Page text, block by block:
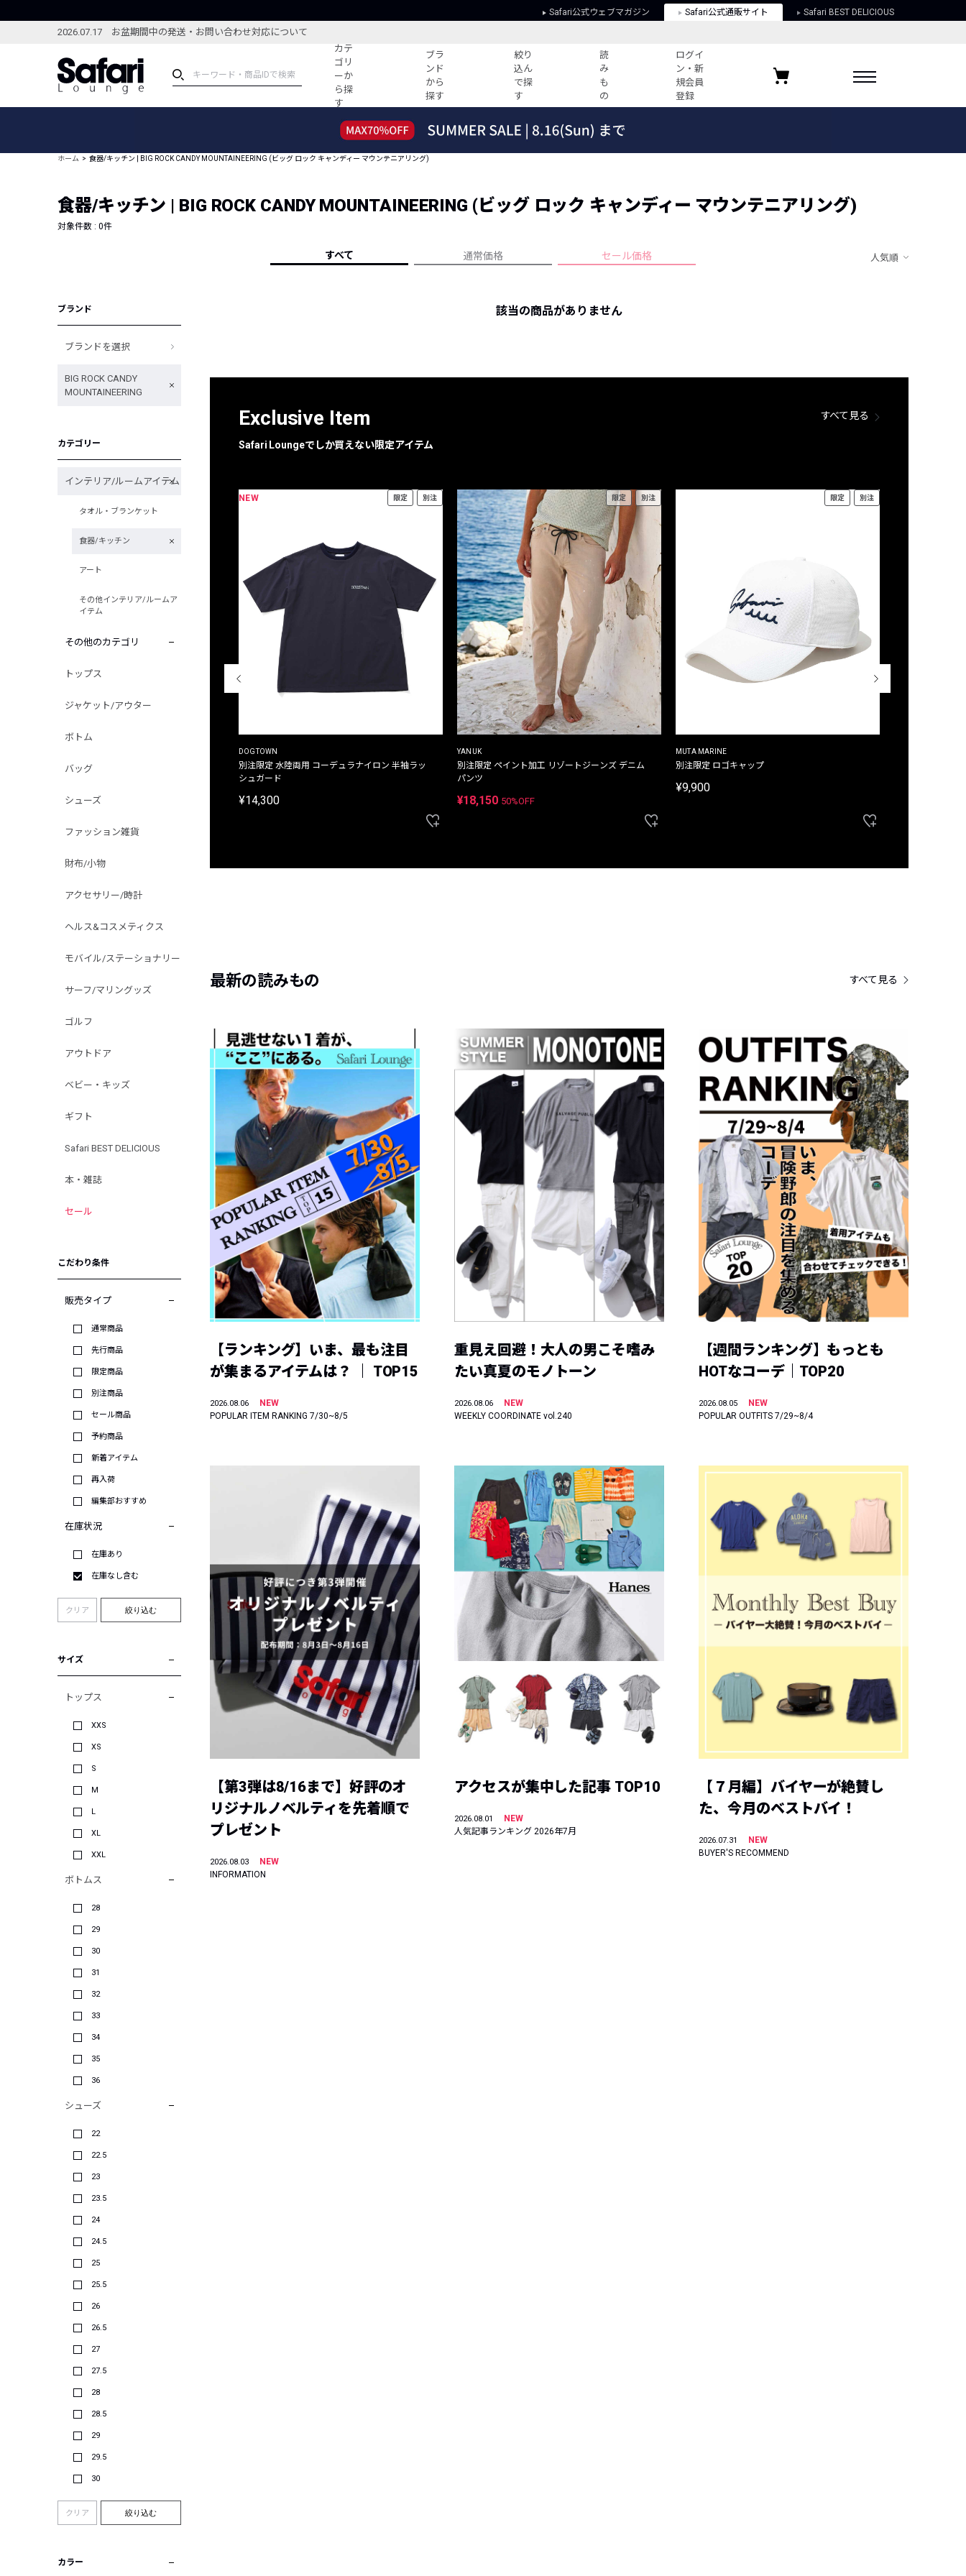
Safari公式ウェブマガジン Safari公式通販サイト Safari BEST DELICIOUS
2026.07.17 お盆期間中の発送・お問い合わせ対応について
カテ
ゴリ
ーか
ら探
す
ブラ
ンド
から
探す
絞り
込ん
で探
す
読
み
も
の
ログイ
ン・新
規会員
登録
ブランドから探す
新着アイテム
編集部のおすすめアイテム
特集記事
コーディネート
すべての記事
2026年のイチオシTシャツ！
HOTなコーデ TOP20
人気記事ランキング
フォーカスブランド
よくある質問
プライバシーポリシー
お気に入りブランド
最近チェックしたアイテム
ホーム 食器/キッチン | BIG ROCK CANDY MOUNTAINEERING (ビッグ ロック キャンディー マウンテニアリング)
食器/キッチン | BIG ROCK CANDY MOUNTAINEERING (ビッグ ロック キャンディー マウンテニアリング)
対象件数 : 0件
すべて 通常価格 セール価格 人気順
ブランド
ブランドを選択
BIG ROCK CANDY
MOUNTAINEERING
カテゴリー
インテリア/ルームアイテム
タオル・ブランケット
食器/キッチン
アート
その他インテリア/ルームア
イテム
その他のカテゴリ
トップス
ジャケット/アウター
ボトム
バッグ
シューズ
ファッション雑貨
財布/小物
アクセサリー/時計
ヘルス&コスメティクス
モバイル/ステーショナリー
サーフ/マリングッズ
ゴルフ
アウトドア
ベビー・キッズ
ギフト
Safari BEST DELICIOUS
本・雑誌
セール
こだわり条件
販売タイプ
通常商品
先行商品
限定商品
別注商品
セール商品
予約商品
新着アイテム
再入荷
編集部おすすめ
在庫状況
在庫あり
在庫なし含む
クリア 絞り込む
サイズ
トップス
XXS
XS
S
M
L
XL
XXL
ボトムス
28
29
30
31
32
33
34
35
36
シューズ
22
22.5
23
23.5
24
24.5
25
25.5
26
26.5
27
27.5
28
28.5
29
29.5
30
クリア 絞り込む
カラー
該当の商品がありません
Exclusive Item
Safari Loungeでしか買えない限定アイテム
すべて見る
別注限定 ピグメントダイ バックプリント サーフ
NEW 限定 別注
DOGTOWN
別注限定 水陸両用 コーデュラナイロン 半袖ラッ
シュガード
¥14,300
限定 別注
YANUK
別注限定 ペイント加工 リゾートジーンズ デニム
パンツ
¥18,150 50%OFF
限定 別注
MUTA MARINE
別注限定 ロゴキャップ
¥9,900
最新の読みもの すべて見る
【ランキング】いま、最も注目
が集まるアイテムは？ ｜ TOP15
2026.08.06
NEW
POPULAR ITEM RANKING 7/30~8/5
重見え回避！大人の男こそ嗜み
たい真夏のモノトーン
2026.08.06
NEW
WEEKLY COORDINATE vol.240
【週間ランキング】もっとも
HOTなコーデ｜TOP20
2026.08.05
NEW
POPULAR OUTFITS 7/29~8/4
【第3弾は8/16まで】好評のオ
リジナルノベルティを先着順で
プレゼント
2026.08.03
NEW
INFORMATION
アクセスが集中した記事 TOP10
2026.08.01
NEW
人気記事ランキング 2026年7月
【７月編】バイヤーが絶賛し
た、今月のベストバイ！
2026.07.31
NEW
BUYER'S RECOMMEND